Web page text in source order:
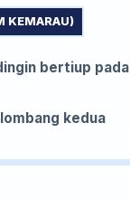
KEMARAU)
bertiup pada
kedua